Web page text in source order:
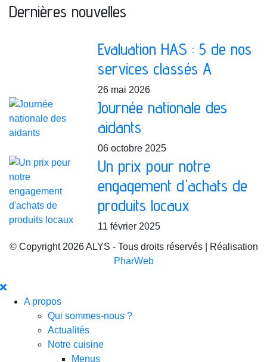
Dernières nouvelles
Evaluation HAS : 5 de nos
services classés A
26 mai 2026
Journée nationale des
aidants
06 octobre 2025
Un prix pour notre
engagement d'achats de
produits locaux
11 février 2025
© Copyright 2026 ALYS - Tous droits réservés | Réalisation
PharWeb
A propos
Qui sommes-nous ?
Actualités
Notre cuisine
Menus